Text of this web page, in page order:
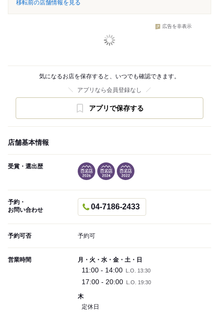
移転前の店舗情報を見る
広告を非表示
気になるお店を保存すると、いつでも確認できます。
アプリなら会員登録なし
アプリで保存する
店舗基本情報
受賞・選出歴
予約・
お問い合わせ
04-7186-2433
予約可否 予約可
営業時間 月・火・水・金・土・日
11:00 - 14:00 L.O. 13:30
17:00 - 20:00 L.O. 19:30
木
定休日